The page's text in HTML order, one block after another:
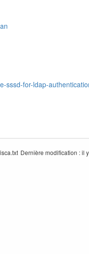
sssd-for-ldap-
Dernière modification :il